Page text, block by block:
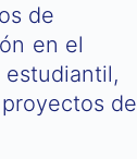
de
en el
de